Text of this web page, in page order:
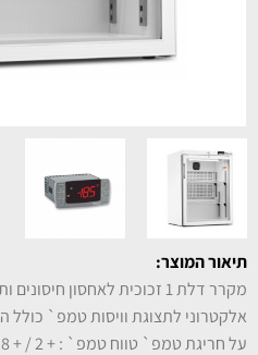
תיאור המוצר:
אלקטרוני לתצוגת וויסות טמפ` כולל